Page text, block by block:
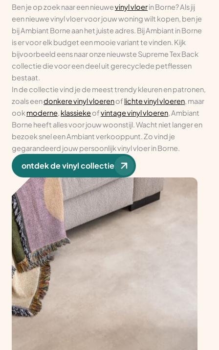
Ben je op zoek naar een nieuwevinyl vloerin Borne? Als jij
een nieuwe vinyl vloer voor jouw woning wilt kopen, ben je
bij Ambiant Borne aan het juiste adres. Bij Ambiant in Borne
is er voor elk budget een mooie variant te vinden. Kijk
bijvoorbeeld eens naar onze nieuwste Supreme Tex Back
collectie die voor een deel uit gerecyclede petflessen
bestaat.
In de collectie vind je de meest trendy kleuren en patronen,
zoals eendonkere vinyl vloerenof lichte vinyl vloeren, maar
ook moderne, klassiekeofvintage vinyl vloeren, Ambiant
Borne heeft alles voor jouw woonstijl. Wacht niet langer en
bezoek snel een Ambiant verkooppunt. Zo vind je
gegarandeerd jouw persoonlijk vinyl vloer in Borne.
ontdek de vinyl collectie